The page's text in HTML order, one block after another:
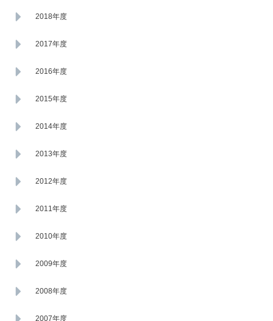
2018年度
2017年度
2016年度
2015年度
2014年度
2013年度
2012年度
2011年度
2010年度
2009年度
2008年度
2007年度